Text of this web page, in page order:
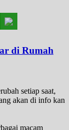
di Rumah
setiap saat,
akan di info kan
macam